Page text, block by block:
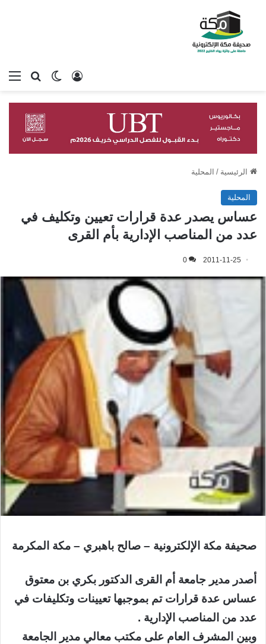
بحثالوضع
تسجيل الدخول
الرئيسية / المحلية
المحلية
عساس يصدر عدة قرارات تعيين وتكليف في
عدد من المناصب الإدارية بأم القرى
2011-11-25
0
صحيفة مكة الإلكترونية – صالح باهبري – مكة المكرمة
أصدر مدير جامعة أم القرى الدكتور بكري بن معتوق
عساس عدة قرارات تم بموجبها تعيينات وتكليفات في
عدد من المناصب الإدارية .
وبين المشرف العام على مكتب معالي مدير الجامعة